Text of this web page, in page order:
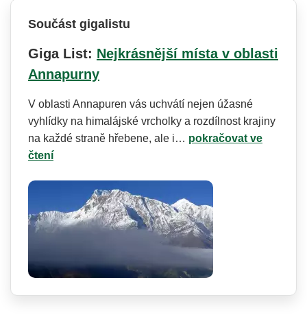
Součást gigalistu
Giga List: Nejkrásnější místa v oblasti
Annapurny
V oblasti Annapuren vás uchvátí nejen úžasné
vyhlídky na himalájské vrcholky a rozdílnost krajiny
na každé straně hřebene, ale i… pokračovat ve
čtení